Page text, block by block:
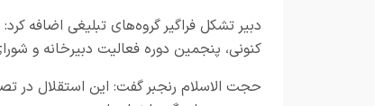
دبیر تشکل‌ فراگیر گروه‌های تبلیغی اضافه
کنونی، پنجمین دوره فعالیت دبیرخانه و
حجت الاسلام رنجبر گفت: این استقلال در